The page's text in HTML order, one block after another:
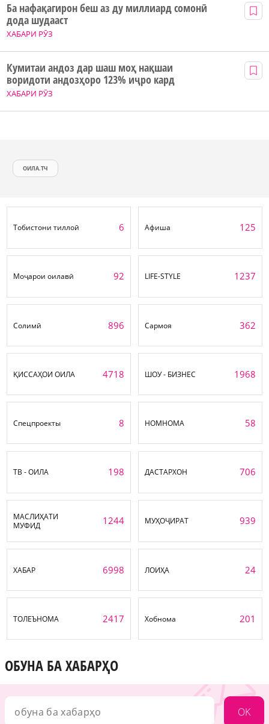
ХАБАРИ РӮЗ
Ба нафақагирон беш аз ду миллиард сомонӣ
дода шудааст
ХАБАРИ РӮЗ
Кумитаи андоз дар шаш моҳ нақшаи
воридоти андозҳоро 123% иҷро кард
ОИЛА.ТЧ
Тобистони тиллоӣ 6 Афиша 125
Моҷарои оилавӣ 92 LIFE-STYLE 1237
Солимӣ 896 Сармоя 362
ҚИССАҲОИ ОИЛА 4718 ШОУ - БИЗНЕС 1968
Спецпроекты 8 НОМНОМА 58
ТВ - ОИЛА 198 ДАСТАРХОН 706
МАСЛИҲАТИ
МУФИД
1244 МУҲОҶИРАТ 939
ХАБАР 6998 ЛОИҲА 24
ТОЛЕЪНОМА 2417 Хобнома 201
ОБУНА БА ХАБАРҲО
OK